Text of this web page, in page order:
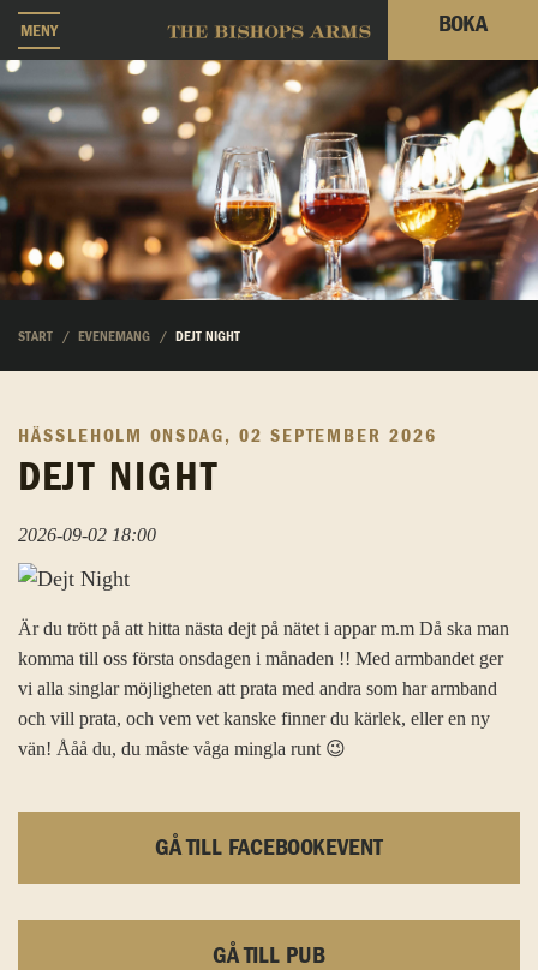
MENY BOKA
START EVENEMANG DEJT NIGHT
HÄSSLEHOLM ONSDAG, 02 SEPTEMBER 2026
DEJT NIGHT
2026-09-02 18:00
Är du trött på att hitta nästa dejt på nätet i appar m.m Då ska man
komma till oss första onsdagen i månaden !! Med armbandet ger
vi alla singlar möjligheten att prata med andra som har armband
och vill prata, och vem vet kanske finner du kärlek, eller en ny
vän! Ååå du, du måste våga mingla runt 😉
GÅ TILL FACEBOOKEVENT
GÅ TILL PUB